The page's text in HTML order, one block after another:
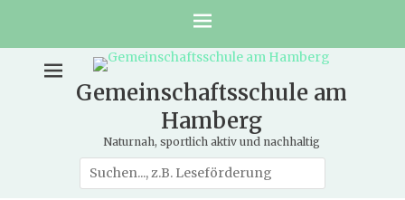
Gemeinschaftsschule am
Hamberg
Naturnah, sportlich aktiv und nachhaltig
Suche
nach: